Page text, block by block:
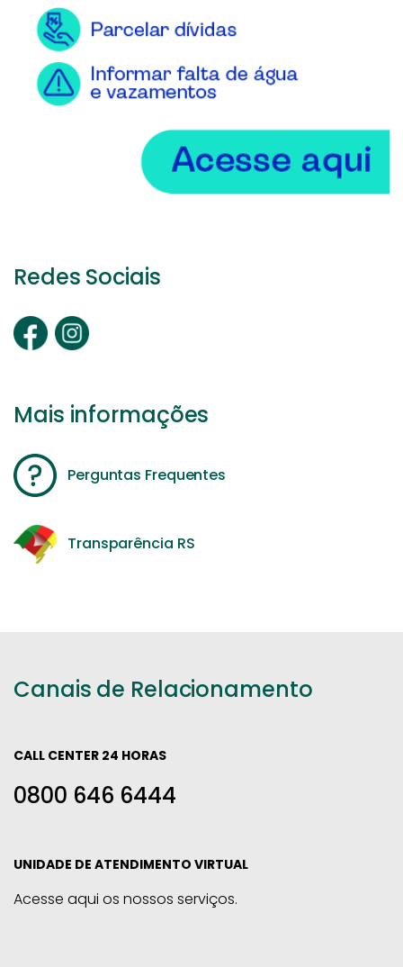
Redes Sociais
Mais informações
Perguntas Frequentes
Transparência RS
Canais de Relacionamento
CALL CENTER 24 HORAS
0800 646 6444
UNIDADE DE ATENDIMENTO VIRTUAL
Acesse aqui os nossos serviços.